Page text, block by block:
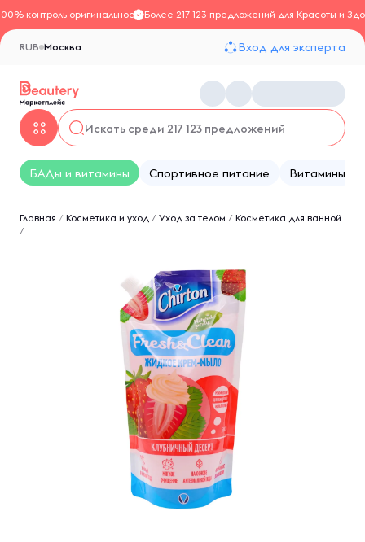
контроль оригинальностиБолее 217 123 предложений для Красоты и
Москва
RUB Вход для эксперта
БАДы и витамины Спортивное питание Витамины
Главная / Косметика и уход / Уход за телом / Косметика для ванной
/